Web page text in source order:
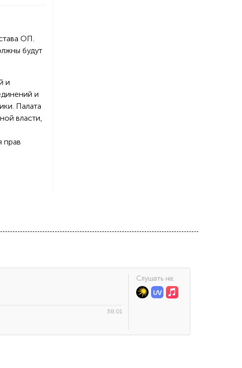
ОП.
будут
и
и
Палата
власти,
прав
38:01
Cлушать на: